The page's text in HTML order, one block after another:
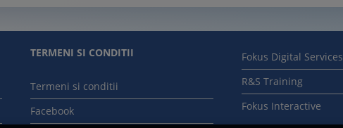
TERMENI SI CONDITII
Termeni si conditii
Facebook
Fokus Digital Services
R&S Training
Fokus Interactive